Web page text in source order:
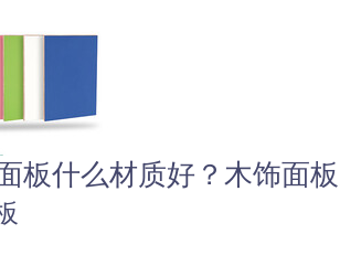
板什么材质好？木饰面